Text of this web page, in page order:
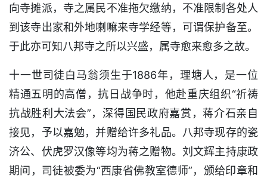
向寺摊派，寺之属民不准拖欠缴纳，不准限制各处人
到该寺出家和外地喇嘛来寺学经等，可谓保护备至。
于此亦可知八邦寺之所以兴盛，属寺愈来愈多之故。
十一世司徒白马翁须生于1886年，理塘人，是一位
精通五明的高僧，抗日战争时，他赴重庆组织“祈祷
抗战胜利大法会”，深得国民政府嘉赏，蒋介石亲自
接见，予以嘉勉，并赠给许多礼品。八邦寺现存的瓷
济公、伏虎罗汉像等均为蒋之赠物。刘文辉主持康政
期间，司徒被委为“西康省佛教室德师”，颁给印章和